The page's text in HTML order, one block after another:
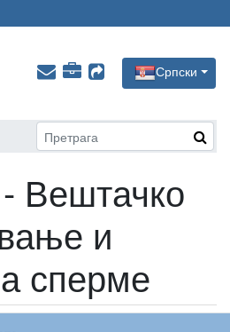
Српски
Вештачко
и
сперме